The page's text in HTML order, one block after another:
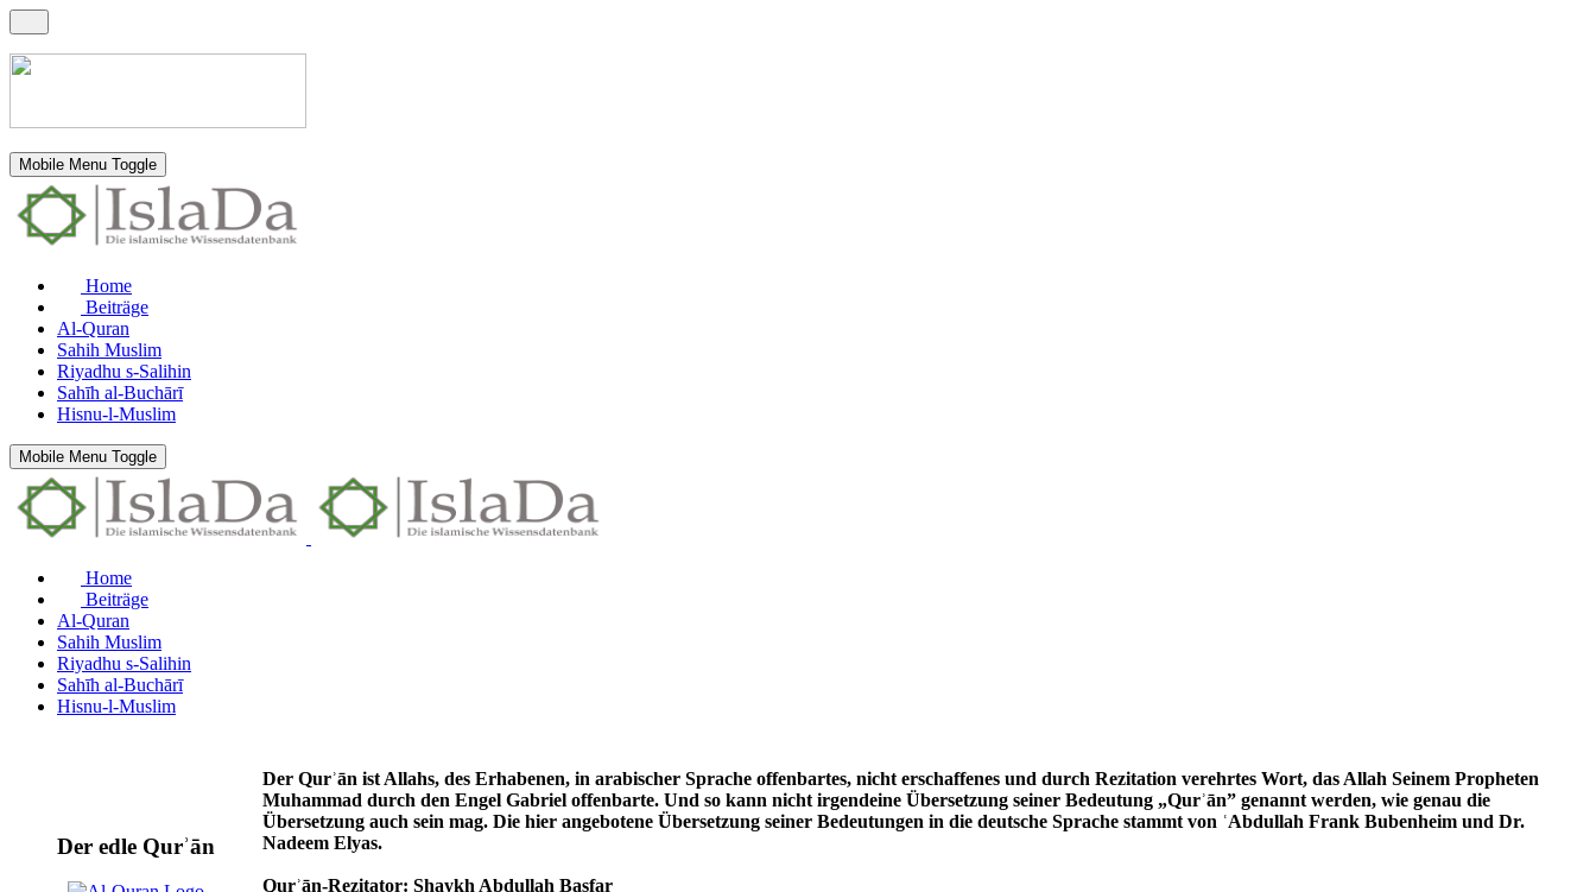
Mobile Menu Toggle
Home
Beiträge
Al-Quran
Sahih Muslim
Riyadhu s-Salihin
Sahīh al-Buchārī
Hisnu-l-Muslim
Mobile Menu Toggle
Home
Beiträge
Al-Quran
Sahih Muslim
Riyadhu s-Salihin
Sahīh al-Buchārī
Hisnu-l-Muslim
Der edle Qurʾān
Der Qurʾān ist Allahs, des Erhabenen, in arabischer Sprache offenbartes, nicht erschaffenes und durch Rezitation verehrtes Wort, das Allah Seinem Propheten
Muhammad durch den Engel Gabriel offenbarte. Und so kann nicht irgendeine Übersetzung seiner Bedeutung „Qurʾān” genannt werden, wie genau die
Übersetzung auch sein mag. Die hier angebotene Übersetzung seiner Bedeutungen in die deutsche Sprache stammt von ʿAbdullah Frank Bubenheim und Dr.
Nadeem Elyas.
Qurʾān-Rezitator: Shaykh Abdullah Basfar